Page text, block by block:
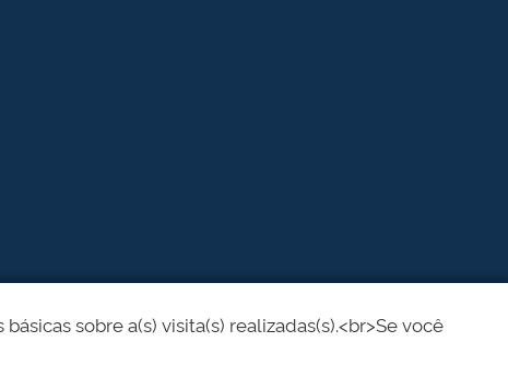
sobre a(s) visita(s) realizadas(s).<br>Se você